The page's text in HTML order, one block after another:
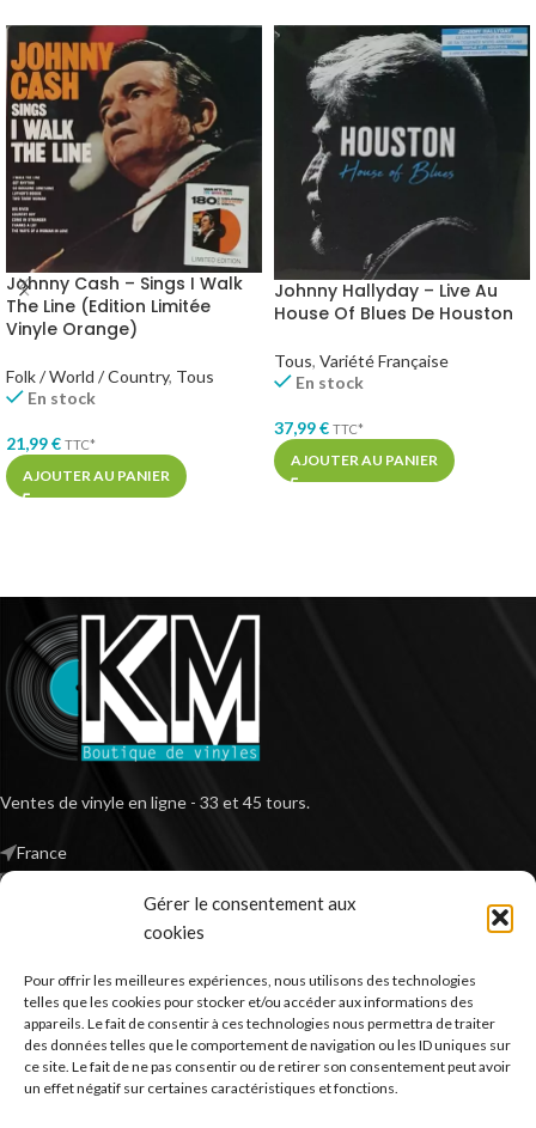
Gérer le consentement aux
cookies
Pour offrir les meilleures expériences, nous utilisons des technologies
telles que les cookies pour stocker et/ou accéder aux informations des
appareils. Le fait de consentir à ces technologies nous permettra de traiter
des données telles que le comportement de navigation ou les ID uniques sur
ce site. Le fait de ne pas consentir ou de retirer son consentement peut avoir
un effet négatif sur certaines caractéristiques et fonctions.
Johnny Cash – Sings I Walk
The Line (Edition Limitée
Vinyle Orange)
Folk / World / Country, Tous
En stock
21,99€ TTC*
AJOUTER AU PANIER
Johnny Hallyday – Live Au
House Of Blues De Houston
Tous, Variété Française
En stock
37,99€ TTC*
AJOUTER AU PANIER
Ventes de vinyle en ligne - 33 et 45 tours.
France
*TVA non applicable – article 293 B du CGI
RECHERCHER DES PRODUITS